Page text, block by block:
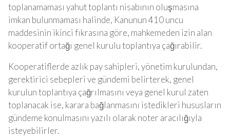
toplanamaması yahut toplantı nisabının oluşmasına
imkan bulunmaması halinde, Kanunun 410 uncu
maddesinin ikinci fıkrasına göre, mahkemeden izin alan
kooperatif ortağı genel kurulu toplantıya çağırabilir.
Kooperatiflerde azlık pay sahipleri, yönetim kurulundan,
gerektirici sebepleri ve gündemi belirterek, genel
kurulun toplantıya çağrılmasını veya genel kurul zaten
toplanacak ise, karara bağlanmasını istedikleri hususların
gündeme konulmasını yazılı olarak noter aracılığıyla
isteyebilirler.